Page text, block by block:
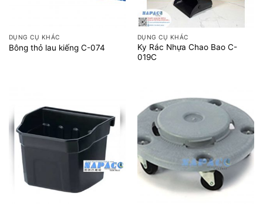
DỤNG CỤ KHÁC
Bông thỏ lau kiếng C-074
DỤNG CỤ KHÁC
Ky Rác Nhựa Chao Bao C-
019C